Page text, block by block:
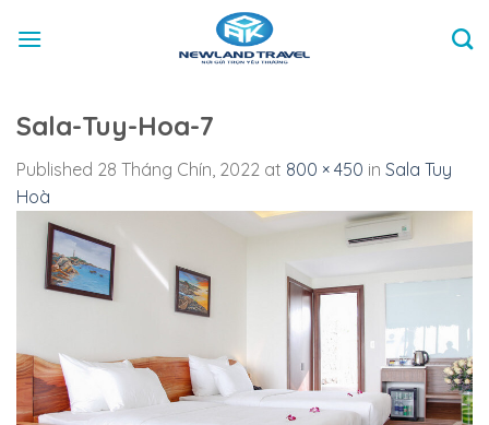
Sala-Tuy-Hoa-7
Published 28 Tháng Chín, 2022 at 800 × 450 in Sala Tuy
Hoà